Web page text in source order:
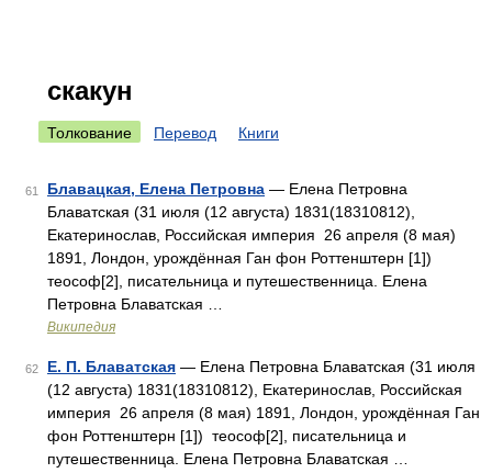
скакун
Толкование Перевод Книги
61 Блавацкая, Елена Петровна — Елена Петровна
Блаватская (31 июля (12 августа) 1831(18310812),
Екатеринослав, Российская империя 26 апреля (8 мая)
1891, Лондон, урождённая Ган фон Роттенштерн [1])
теософ[2], писательница и путешественница. Елена
Петровна Блаватская …
Википедия
62 Е. П. Блаватская — Елена Петровна Блаватская (31 июля
(12 августа) 1831(18310812), Екатеринослав, Российская
империя 26 апреля (8 мая) 1891, Лондон, урождённая Ган
фон Роттенштерн [1]) теософ[2], писательница и
путешественница. Елена Петровна Блаватская …